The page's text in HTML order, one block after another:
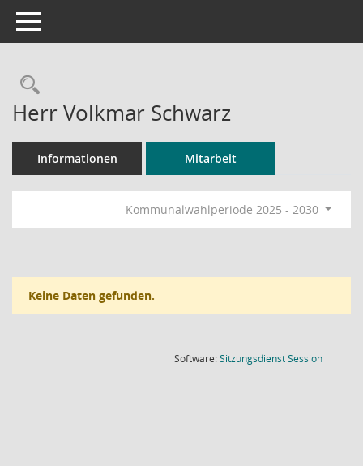
Toggle navigation
Rechercheauswahl
Herr Volkmar Schwarz
Informationen Mitarbeit
Kommunalwahlperiode 2025 - 2030
Keine Daten gefunden.
Software:SitzungsdienstSession(Wird in